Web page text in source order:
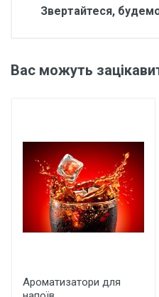
Звертайтеся, будемо
Основні
Бренд
Арома
Країна виробник
для напоїв
Відгуки про товар поки
Вас можуть
Ароматизатори для